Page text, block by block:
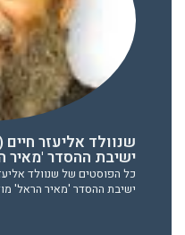
שנוולד אליעזר
ישיבת ההסדר 'מאיר
כל הפוסטים של שנוולד
ישיבת ההסדר 'מאיר הראל'